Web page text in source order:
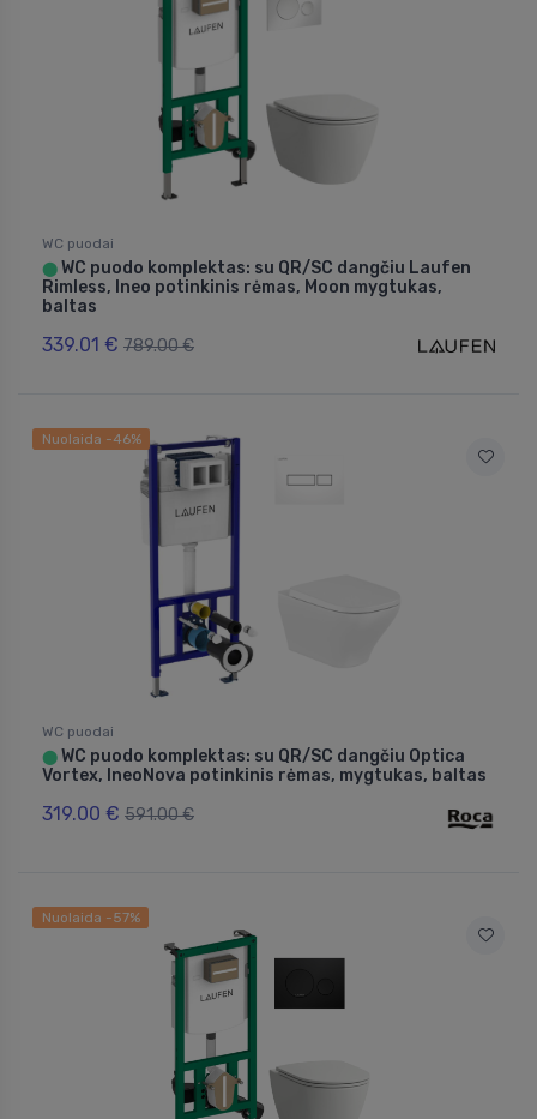
WC puodai
⬤ WC puodo komplektas: su QR/SC dangčiu Laufen
Rimless, Ineo potinkinis rėmas, Moon mygtukas,
baltas
339.01 € 789.00 €
Nuolaida -46%
WC puodai
⬤ WC puodo komplektas: su QR/SC dangčiu Optica
Vortex, IneoNova potinkinis rėmas, mygtukas, baltas
319.00 € 591.00 €
Nuolaida -57%